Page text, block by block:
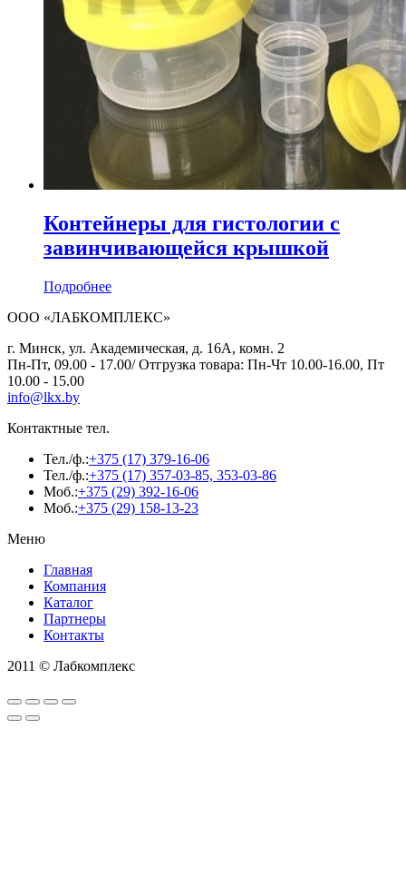
Контейнеры для гистологии с
завинчивающейся крышкой
Подробнее
ООО «ЛАБКОМПЛЕКС»
г. Минск, ул. Академическая, д. 16А, комн. 2
Пн-Пт, 09.00 - 17.00/ Отгрузка товара: Пн-Чт 10.00-16.00, Пт
10.00 - 15.00
info@lkx.by
Контактные тел.
Тел./ф.:+375 (17) 379-16-06
Тел./ф.:+375 (17) 357-03-85, 353-03-86
Моб.:+375 (29) 392-16-06
Моб.:+375 (29) 158-13-23
Меню
Главная
Компания
Каталог
Партнеры
Контакты
2011 © Лабкомплекс